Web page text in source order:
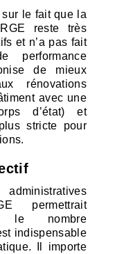
le fait que la
RGE reste très
et n’a pas fait
performance
de mieux
rénovations
avec une
d’état) et
stricte pour
permettrait
le nombre
indispensable
Il importe